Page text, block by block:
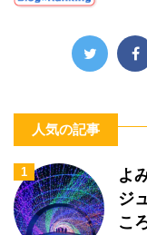
人気の記事
1
よ
ジ
こ